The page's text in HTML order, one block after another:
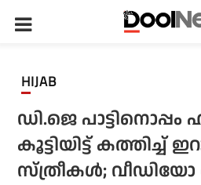
HIJAB
ഡി.ജെ
കൂട്ടിയിട്ട് കത്തിച്ച്
സ്ത്രീകള്‍;